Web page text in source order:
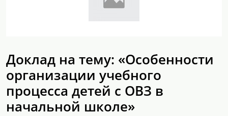
Доклад на тему: «Особенности
организации учебного
процесса детей с ОВЗ в
начальной школе»